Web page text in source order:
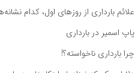
علائم بارداری از روزهای اول، کدام
پاپ اسمیر در بارداری
چرا بارداری ناخواسته؟!